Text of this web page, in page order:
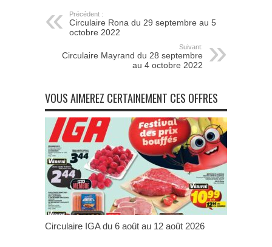
Précédent :
Circulaire Rona du 29 septembre au 5
octobre 2022
Suivant:
Circulaire Mayrand du 28 septembre
au 4 octobre 2022
VOUS AIMEREZ CERTAINEMENT CES OFFRES
Circulaire IGA du 6 août au 12 août 2026